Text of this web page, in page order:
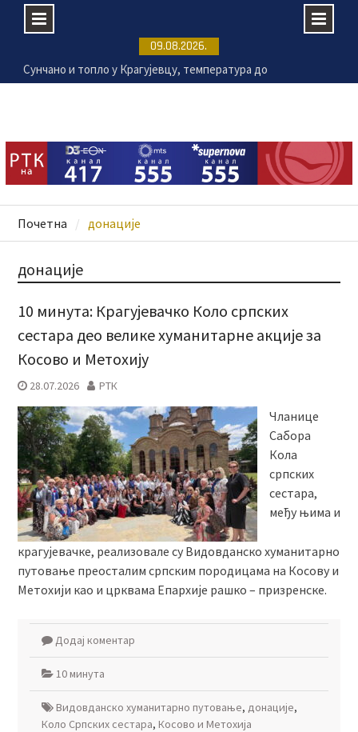
content
09.08.2026.
Сунчано и топло у Крагујевцу, температура до
33 степена
Раднички 1923 убедљив против Земуна
Почетна донације
донације
10 минута: Крагујевачко Коло српских
сестара део велике хуманитарне акције за
Косово и Метохију
28.07.2026 РТК
Чланице
Сабора
Кола
српских
сестара,
међу њима и
крагујевачке, реализовале су Видовданско хуманитарно
путовање преосталим српским породицама на Косову и
Метохији као и црквама Епархије рашко – призренске.
Додај коментар
10 минута
Видовданско хуманитарно путовање, донације,
Коло Српских сестара, Косово и Метохија